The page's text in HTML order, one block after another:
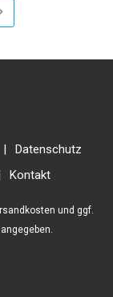
Datenschutz
Kontakt
und ggf.